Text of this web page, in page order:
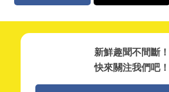
新鮮趣聞不間斷！
快來關注我們吧！